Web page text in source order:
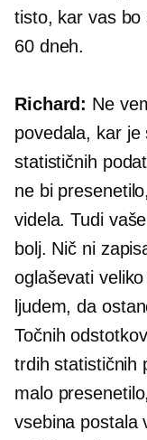
tisto, kar vas bo
60 dneh.
Richard: Ne
povedala, kar
statističnih
ne bi
videla. Tudi
bolj. Nič ni
oglaševati
ljudem, da
Točnih
trdih statističnih
malo
vsebina postala